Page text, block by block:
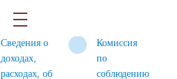
Сведения о
доходах,
расходах, об
Комиссия
по
соблюдению